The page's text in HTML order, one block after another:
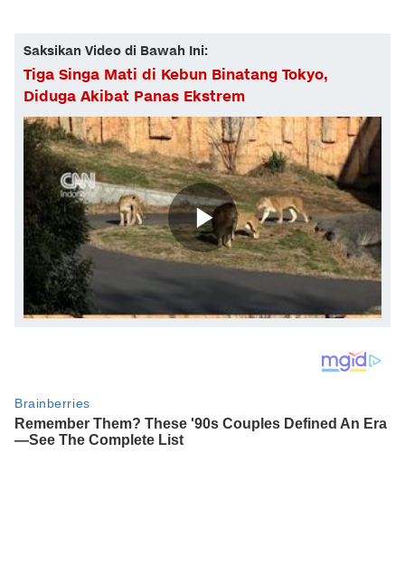
Saksikan Video di Bawah Ini:
Tiga Singa Mati di Kebun Binatang Tokyo,
Diduga Akibat Panas Ekstrem